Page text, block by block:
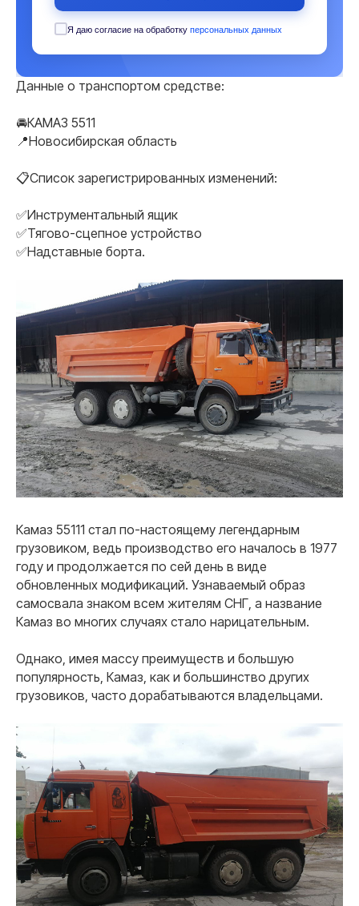
Я даю согласие на обработку персональных данных
Данные о транспортом средстве:
🚘КАМАЗ 5511
📍Новосибирская область
📋Список зарегистрированных изменений:
✅Инструментальный ящик
✅Тягово-сцепное устройство
✅Надставные борта.
Камаз 55111 стал по-настоящему легендарным
грузовиком, ведь производство его началось в 1977
году и продолжается по сей день в виде
обновленных модификаций. Узнаваемый образ
самосвала знаком всем жителям СНГ, а название
Камаз во многих случаях стало нарицательным.
Однако, имея массу преимуществ и большую
популярность, Камаз, как и большинство других
грузовиков, часто дорабатываются владельцами.